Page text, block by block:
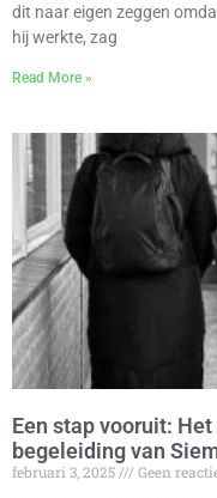
dit naar eigen zeggen
hij werkte, zag
Read More »
Een stap vooruit:
begeleiding van
februari 3, 2025
Geen